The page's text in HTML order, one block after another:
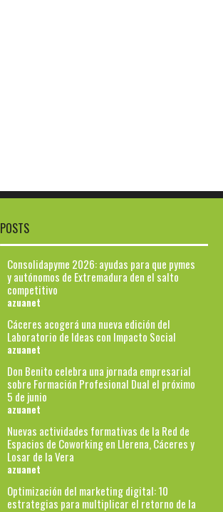
POSTS
Consolidapyme 2026: ayudas para que pymes
y autónomos de Extremadura den el salto
competitivo
azuanet
Cáceres acogerá una nueva edición del
Laboratorio de Ideas con Impacto Social
azuanet
Don Benito celebra una jornada empresarial
sobre Formación Profesional Dual el próximo
5 de junio
azuanet
Nuevas actividades formativas de la Red de
Espacios de Coworking en Llerena, Cáceres y
Losar de la Vera
azuanet
Optimización del marketing digital: 10
estrategias para multiplicar el retorno de la